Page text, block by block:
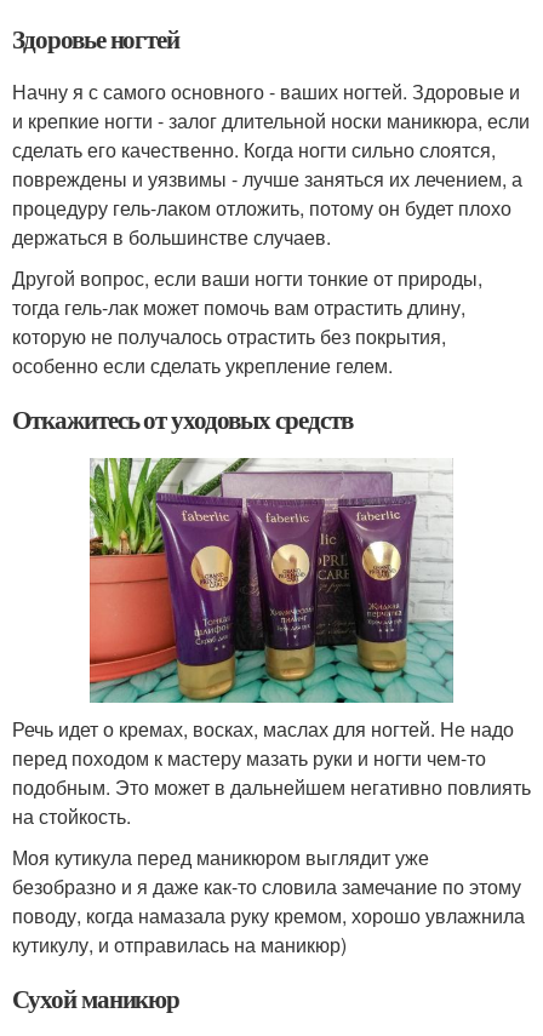
Здоровье ногтей
Начну я с самого основного - ваших ногтей. Здоровые и
и крепкие ногти - залог длительной носки маникюра, если
сделать его качественно. Когда ногти сильно слоятся,
повреждены и уязвимы - лучше заняться их лечением, а
процедуру гель-лаком отложить, потому он будет плохо
держаться в большинстве случаев.
Другой вопрос, если ваши ногти тонкие от природы,
тогда гель-лак может помочь вам отрастить длину,
которую не получалось отрастить без покрытия,
особенно если сделать укрепление гелем.
Откажитесь от уходовых средств
Речь идет о кремах, восках, маслах для ногтей. Не надо
перед походом к мастеру мазать руки и ногти чем-то
подобным. Это может в дальнейшем негативно повлиять
на стойкость.
Моя кутикула перед маникюром выглядит уже
безобразно и я даже как-то словила замечание по этому
поводу, когда намазала руку кремом, хорошо увлажнила
кутикулу, и отправилась на маникюр)
Сухой маникюр